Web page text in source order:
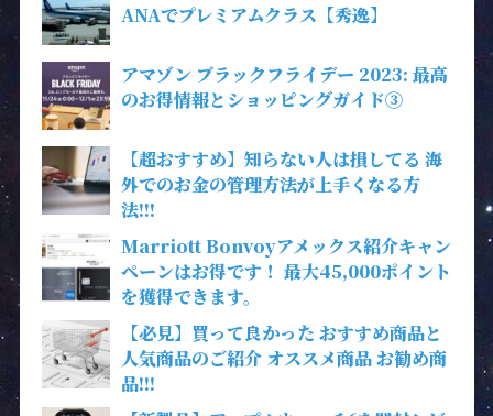
ANAでプレミアムクラス【秀逸】
アマゾン ブラックフライデー 2023: 最高
のお得情報とショッピングガイド③
【超おすすめ】知らない人は損してる 海
外でのお金の管理方法が上手くなる方
法!!!
Marriott Bonvoyアメックス紹介キャン
ペーンはお得です！ 最大45,000ポイント
を獲得できます。
【必見】買って良かった おすすめ商品と
人気商品のご紹介 オススメ商品 お勧め商
品!!!